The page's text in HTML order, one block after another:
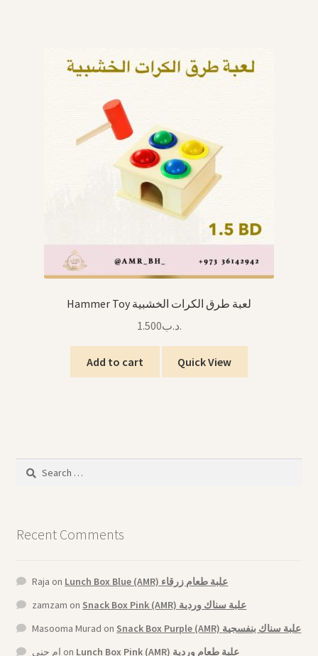
Hammer Toy لعبة طرق الكرات الخشبية
.د.ب1.500
Add to cart Quick View
Search
Recent Comments
Raja on
Lunch Box Blue (AMR) علبة طعام زرقاء
zamzam on
Snack Box Pink (AMR) علبة سناك وردية
Masooma Murad on
Snack Box Purple (AMR) علبة سناك بنفسجية
ام جنى on Lunch Box Pink (AMR) علبة طعام وردية